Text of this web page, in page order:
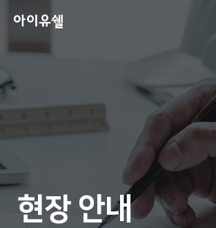
현장 안내